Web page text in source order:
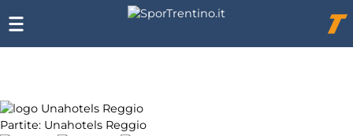
Partite: Unahotels Reggio
Chi
siamo
Affiliazione